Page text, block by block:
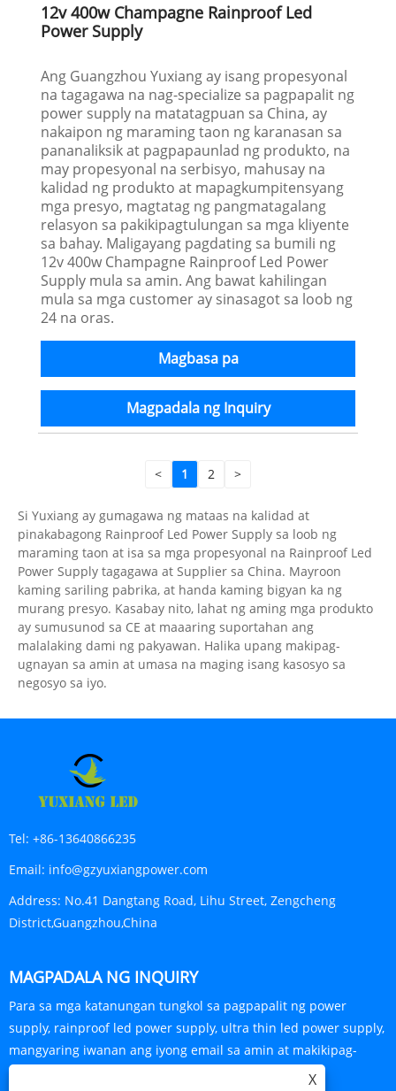
12v 400w Champagne Rainproof Led
Power Supply
Ang Guangzhou Yuxiang ay isang propesyonal
na tagagawa na nag-specialize sa pagpapalit ng
power supply na matatagpuan sa China, ay
nakaipon ng maraming taon ng karanasan sa
pananaliksik at pagpapaunlad ng produkto, na
may propesyonal na serbisyo, mahusay na
kalidad ng produkto at mapagkumpitensyang
mga presyo, magtatag ng pangmatagalang
relasyon sa pakikipagtulungan sa mga kliyente
sa bahay. Maligayang pagdating sa bumili ng
12v 400w Champagne Rainproof Led Power
Supply mula sa amin. Ang bawat kahilingan
mula sa mga customer ay sinasagot sa loob ng
24 na oras.
Magbasa pa
Magpadala ng Inquiry
< 1 2 >
Si Yuxiang ay gumagawa ng mataas na kalidad at
pinakabagong Rainproof Led Power Supply sa loob ng
maraming taon at isa sa mga propesyonal na Rainproof Led
Power Supply tagagawa at Supplier sa China. Mayroon
kaming sariling pabrika, at handa kaming bigyan ka ng
murang presyo. Kasabay nito, lahat ng aming mga produkto
ay sumusunod sa CE at maaaring suportahan ang
malalaking dami ng pakyawan. Halika upang makipag-
ugnayan sa amin at umasa na maging isang kasosyo sa
negosyo sa iyo.
Tel: +86-13640866235
Email: info@gzyuxiangpower.com
Address: No.41 Dangtang Road, Lihu Street, Zengcheng
District,Guangzhou,China
MAGPADALA NG INQUIRY
Para sa mga katanungan tungkol sa pagpapalit ng power
supply, rainproof led power supply, ultra thin led power supply,
mangyaring iwanan ang iyong email sa amin at makikipag-
ugnayan kami sa loob ng 24 na oras.
X